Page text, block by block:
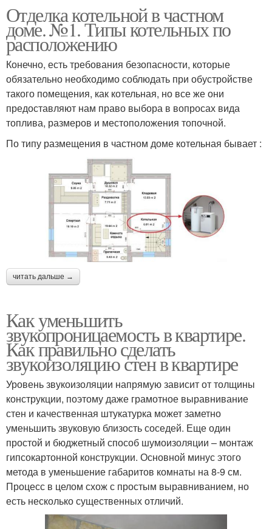
Отделка котельной в частном
доме. №1. Типы котельных по
расположению
Конечно, есть требования безопасности, которые
обязательно необходимо соблюдать при обустройстве
такого помещения, как котельная, но все же они
предоставляют нам право выбора в вопросах вида
топлива, размеров и местоположения топочной.
По типу размещения в частном доме котельная бывает :
читать дальше →
Как уменьшить
звукопроницаемость в квартире.
Как правильно сделать
звукоизоляцию стен в квартире
Уровень звукоизоляции напрямую зависит от толщины
конструкции, поэтому даже грамотное выравнивание
стен и качественная штукатурка может заметно
уменьшить звуковую близость соседей. Еще один
простой и бюджетный способ шумоизоляции – монтаж
гипсокартонной конструкции. Основной минус этого
метода в уменьшение габаритов комнаты на 8-9 см.
Процесс в целом схож с простым выравниванием, но
есть несколько существенных отличий.